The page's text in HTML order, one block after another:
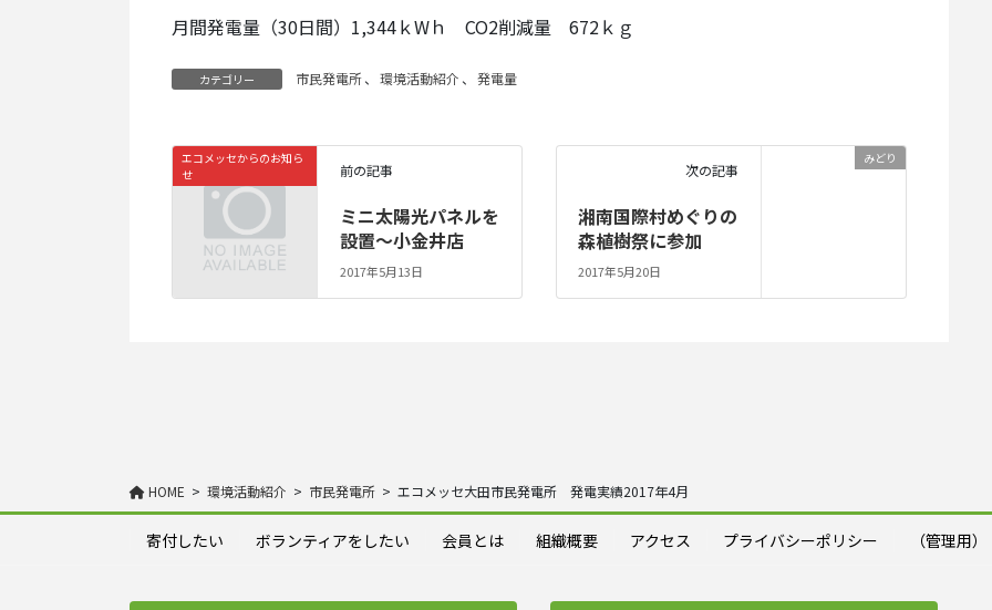
月間発電量（30日間）1,344ｋWｈ CO2削減量 672ｋｇ
カテゴリー 市民発電所、 環境活動紹介 、 発電量
エコメッセからのお知ら
せ
前の記事
ミニ太陽光パネルを
設置～小金井店
2017年5月13日
みどり
次の記事
湘南国際村めぐりの
森植樹祭に参加
2017年5月20日
HOME 環境活動紹介 市民発電所 エコメッセ大田市民発電所 発電実績2017年4月
寄付したい ボランティアをしたい 会員とは 組織概要 アクセス プライバシーポリシー （管理用）